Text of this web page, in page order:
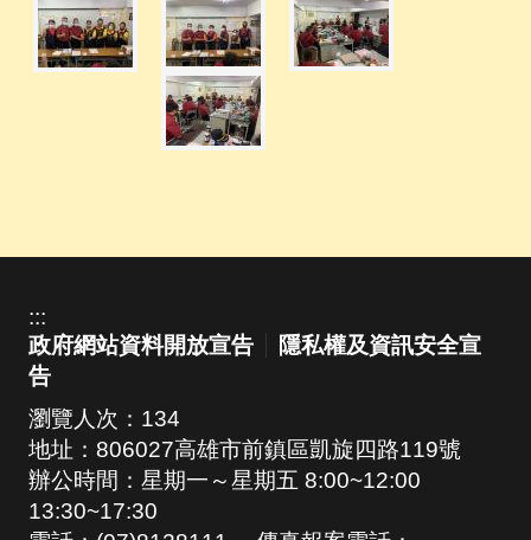
:::
政府網站資料開放宣告
隱私權及資訊安全宣
告
瀏覽人次： 134
地址：806027高雄市前鎮區凱旋四路119號
辦公時間：星期一～星期五 8:00~12:00
13:30~17:30